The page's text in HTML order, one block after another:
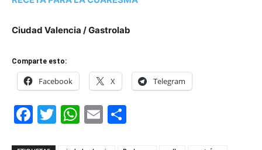
Ciudad Valencia / Gastrolab
Comparte esto:
Facebook X Telegram
Facebook
Twitter
WhatsApp
Email